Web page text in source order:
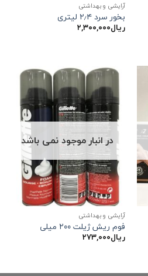
آرایشی و بهداشتی
بخور سرد ۲٫۴ لیتری
ریال۲,۳۰۰,۰۰۰
در انبار موجود نمی باشد
آرایشی و بهداشتی
فوم ریش ژیلت ۲۰۰ میلی
ریال۲۷۳,۰۰۰